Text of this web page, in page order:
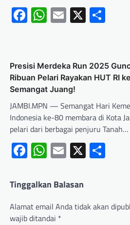
Facebook
WhatsApp
Email
X
Presisi Merdeka Run 2025
Ribuan Pelari Rayakan HUT RI
Semangat Juang!
JAMBI.MPN — Semangat Hari
Indonesia ke-80 membara di Kota
pelari dari berbagai penjuru Tanah…
Facebook
WhatsApp
Email
X
Tinggalkan Balasan
Alamat email Anda tidak akan
wajib ditandai *